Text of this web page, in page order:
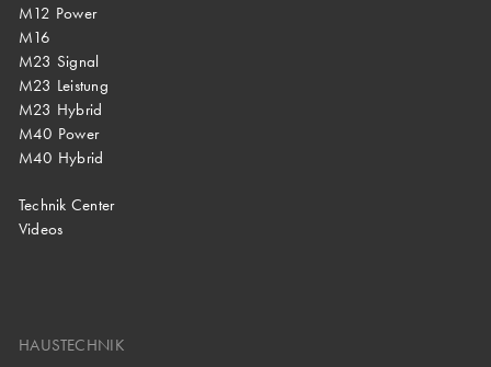
M12 Power
M16
M23 Signal
M23 Leistung
M23 Hybrid
M40 Power
M40 Hybrid
Technik Center
Videos
HAUSTECHNIK